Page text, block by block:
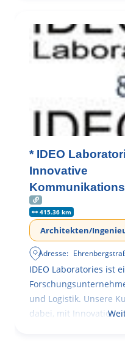
* IDEO
Innovative
415.36 km
Architekten/
Adresse:
IDEO Laboratories ist
und Logistik. Unsere
dabei, mit